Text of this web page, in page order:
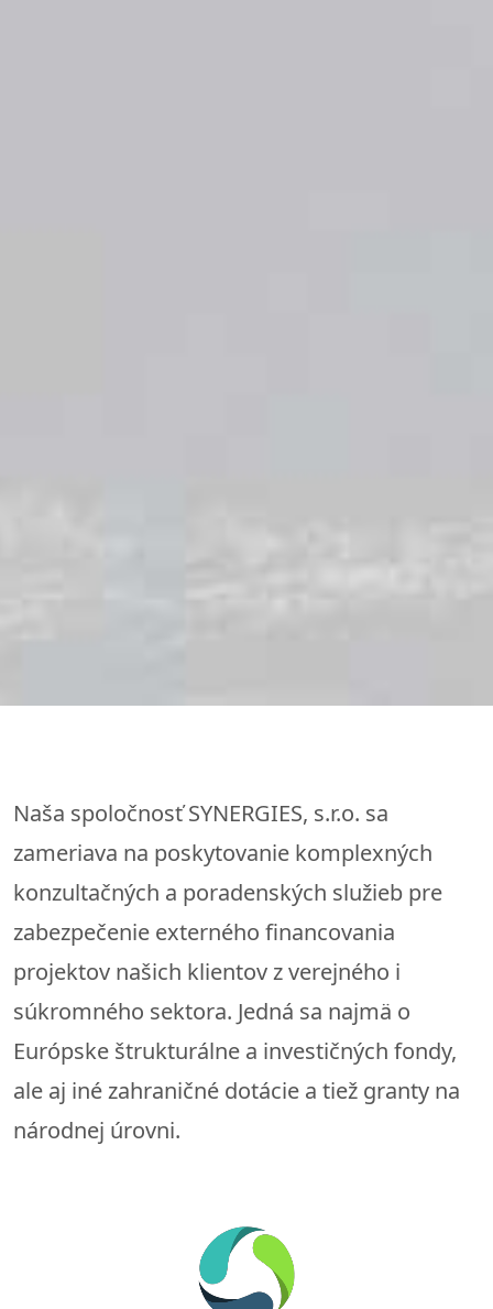
Naša spoločnosť SYNERGIES, s.r.o. sa
zameriava na poskytovanie komplexných
konzultačných a poradenských služieb pre
zabezpečenie externého financovania
projektov našich klientov z verejného i
súkromného sektora. Jedná sa najmä o
Európske štrukturálne a investičných fondy,
ale aj iné zahraničné dotácie a tiež granty na
národnej úrovni.